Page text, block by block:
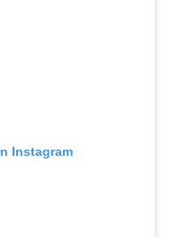
Instagram